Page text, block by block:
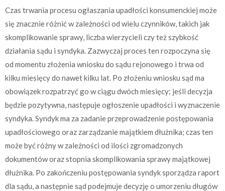
Czas trwania procesu ogłaszania upadłości konsumenckiej może
się znacznie różnić w zależności od wielu czynników, takich jak
skomplikowanie sprawy, liczba wierzycieli czy też szybkość
działania sądu i syndyka. Zazwyczaj proces ten rozpoczyna się
od momentu złożenia wniosku do sądu rejonowego i trwa od
kilku miesięcy do nawet kilku lat. Po złożeniu wniosku sąd ma
obowiązek rozpatrzyć go w ciągu dwóch miesięcy; jeśli decyzja
będzie pozytywna, następuje ogłoszenie upadłości i wyznaczenie
syndyka. Syndyk ma za zadanie przeprowadzenie postępowania
upadłościowego oraz zarządzanie majątkiem dłużnika; czas ten
może być różny w zależności od ilości zgromadzonych
dokumentów oraz stopnia skomplikowania sprawy majątkowej
dłużnika. Po zakończeniu postępowania syndyk sporządza raport
dla sądu, a następnie sąd podejmuje decyzję o umorzeniu długów